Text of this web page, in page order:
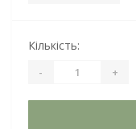
Кількість:
- +